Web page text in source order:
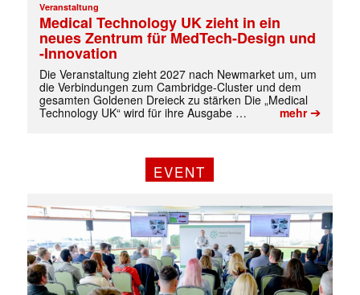
Veranstaltung
Medical Technology UK zieht in ein
neues Zentrum für MedTech-Design und
-Innovation
Die Veranstaltung zieht 2027 nach Newmarket um, um
die Verbindungen zum Cambridge-Cluster und dem
gesamten Goldenen Dreieck zu stärken Die „Medical
Technology UK“ wird für ihre Ausgabe …
mehr➔
EVENT